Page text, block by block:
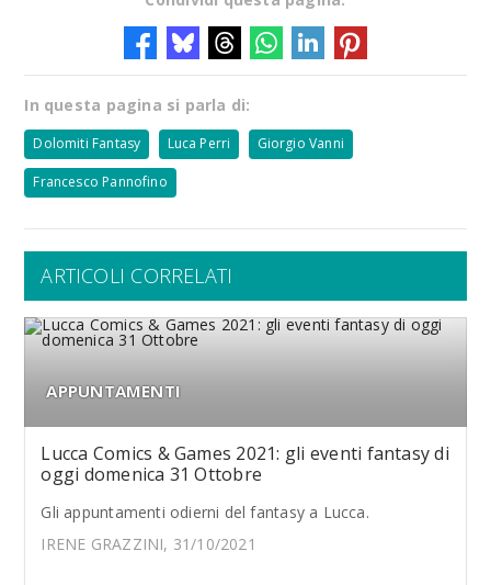
In questa pagina si parla di:
Dolomiti Fantasy Luca Perri Giorgio Vanni
Francesco Pannofino
ARTICOLI CORRELATI
APPUNTAMENTI
Lucca Comics & Games 2021: gli eventi fantasy di
oggi domenica 31 Ottobre
Gli appuntamenti odierni del fantasy a Lucca.
IRENE GRAZZINI, 31/10/2021